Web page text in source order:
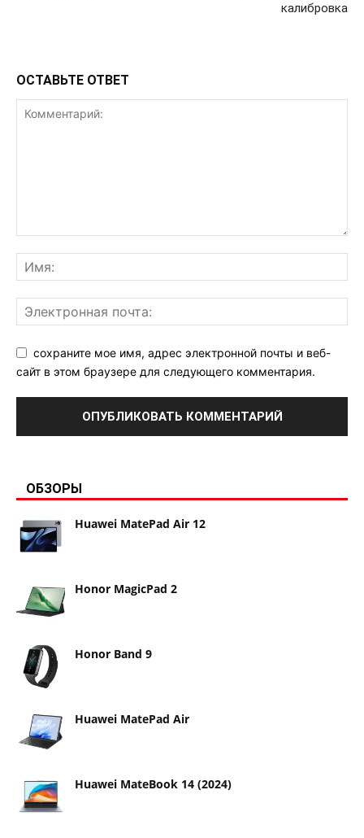
калибровка
ОСТАВЬТЕ ОТВЕТ
сохраните мое имя, адрес электронной почты и веб-
сайт в этом браузере для следующего комментария.
ОБЗОРЫ
Huawei MatePad Air 12
Honor MagicPad 2
Honor Band 9
Huawei MatePad Air
Huawei MateBook 14 (2024)